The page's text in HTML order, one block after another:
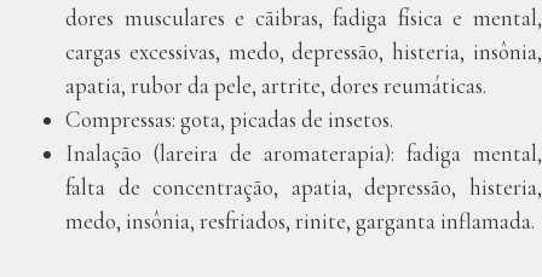
dores musculares e cãibras, fadiga física e mental,
cargas excessivas, medo, depressão, histeria, insônia,
apatia, rubor da pele, artrite, dores reumáticas.
Compressas: gota, picadas de insetos.
Inalação (lareira de aromaterapia): fadiga mental,
falta de concentração, apatia, depressão, histeria,
medo, insônia, resfriados, rinite, garganta inflamada.